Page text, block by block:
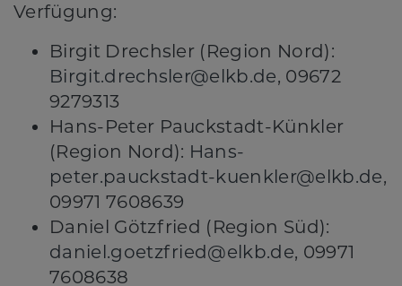
Verfügung:
Birgit Drechsler (Region Nord):
Birgit.drechsler@elkb.de, 09672
9279313
Hans-Peter Pauckstadt-Künkler
(Region Nord): Hans-
peter.pauckstadt-kuenkler@elkb.de,
09971 7608639
Daniel Götzfried (Region Süd):
daniel.goetzfried@elkb.de, 09971
7608638